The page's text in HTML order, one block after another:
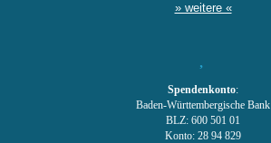
» weitere «
Spendenkonto:
Baden-Württembergische Bank
BLZ: 600 501 01
Konto: 28 94 829